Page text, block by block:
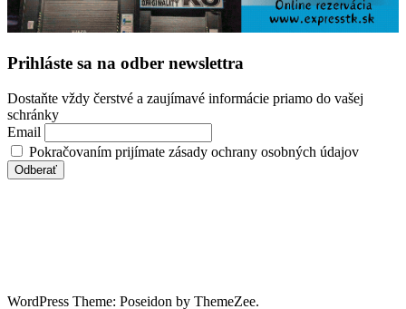
Prihláste sa na odber newslettra
Dostaňte vždy čerstvé a zaujímavé informácie priamo do vašej
schránky
Email
Pokračovaním prijímate zásady ochrany osobných údajov
WordPress Theme: Poseidon by ThemeZee.